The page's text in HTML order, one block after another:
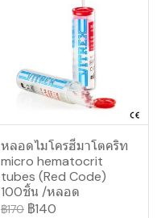
หลอดไมโครฮีมาโตคริท
micro hematocrit
tubes (Red Code)
100ชิ้น /หลอด
฿170 ฿140